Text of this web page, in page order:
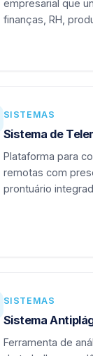
empresarial que
finanças, RH,
SISTEMAS
Sistema de
Plataforma para
remotas com
prontuário
SISTEMAS
Sistema
Ferramenta de